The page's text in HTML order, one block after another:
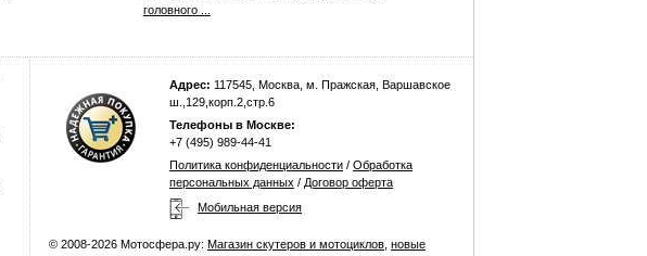
головного ...
Адрес: 117545, Москва, м. Пражская, Варшавское
ш.,129,корп.2,стр.6
Телефоны в Москве:
+7 (495) 989-44-41
Политика конфиденциальности / Обработка
персональных данных / Договор оферта
Мобильная версия
© 2008-2026 Мотосфера.ру: Магазин скутеров и мотоциклов новые